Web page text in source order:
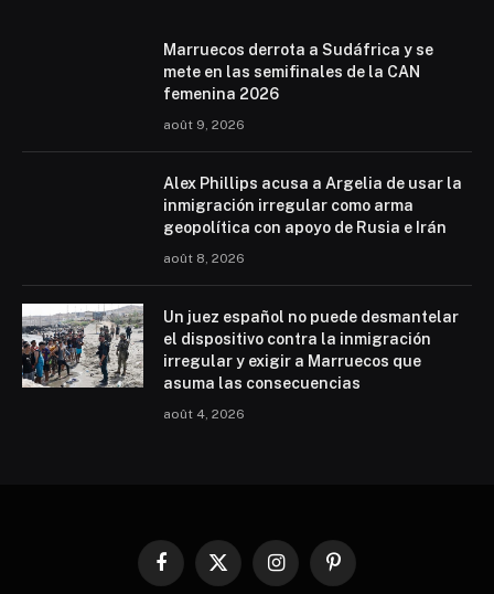
Marruecos derrota a Sudáfrica y se
mete en las semifinales de la CAN
femenina 2026
août 9, 2026
Alex Phillips acusa a Argelia de usar la
inmigración irregular como arma
geopolítica con apoyo de Rusia e Irán
août 8, 2026
Un juez español no puede desmantelar
el dispositivo contra la inmigración
irregular y exigir a Marruecos que
asuma las consecuencias
août 4, 2026
Facebook
X
InstagramPinterest